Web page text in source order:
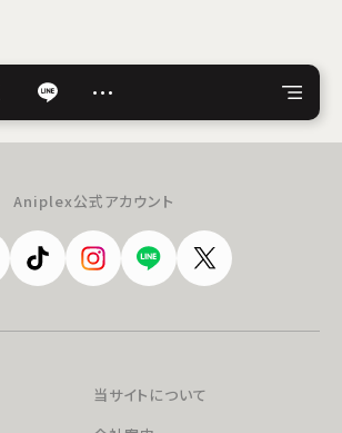
…
Aniplex公式アカウント
当サイトについて